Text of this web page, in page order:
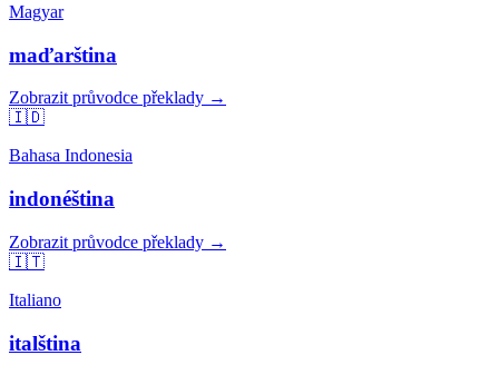
Magyar
maďarština
Zobrazit průvodce překlady →
🇮🇩
Bahasa Indonesia
indonéština
Zobrazit průvodce překlady →
🇮🇹
Italiano
italština